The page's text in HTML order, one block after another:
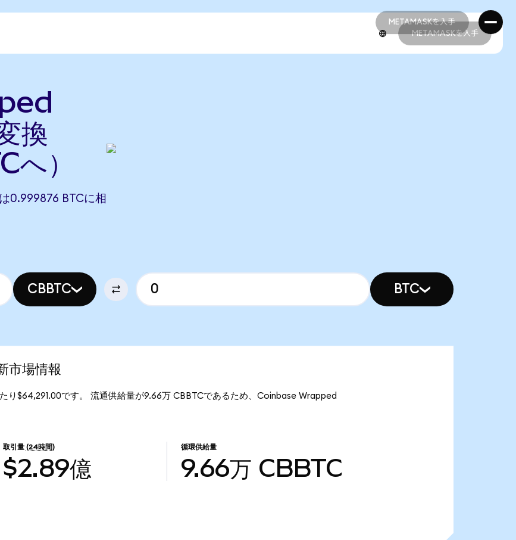
METAMASKを入手
METAMASKを入手
METAMASKを入手
換
）
0.999876 BTCに相
CBBTC BTC
場情報
り$64,291.00です。 流通供給量が9.66万 CBBTCであるため、Coinbase Wrapped
取引量 (24時間)
$2.89億
循環供給量
9.66万 CBBTC